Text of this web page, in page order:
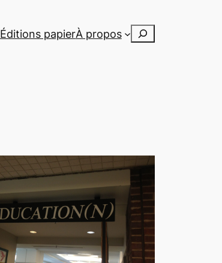
Éditions papierÀ propos Rechercher